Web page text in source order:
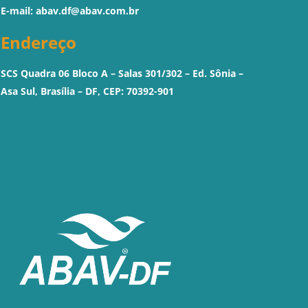
E-mail: abav.df@abav.com.br
Endereço
SCS Quadra 06 Bloco A – Salas 301/302 – Ed. Sônia –
Asa Sul, Brasília – DF, CEP: 70392-901